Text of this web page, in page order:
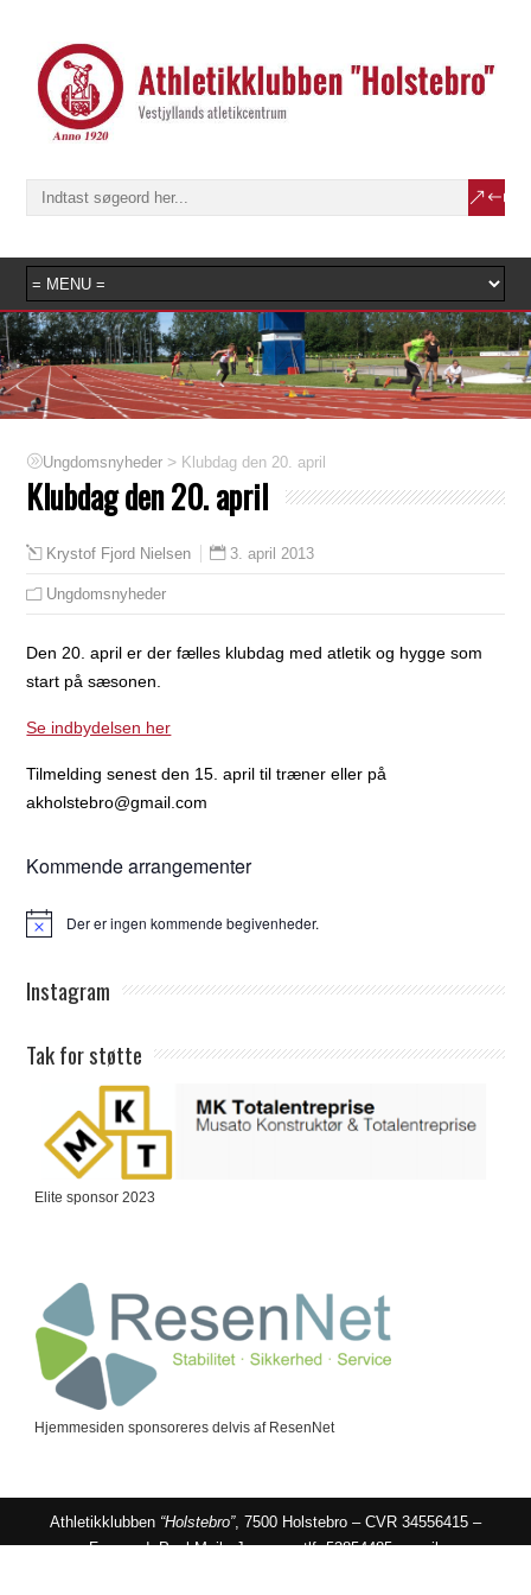
Ungdomsnyheder > Klubdag den 20. april
Klubdag den 20. april
Krystof Fjord Nielsen 3. april 2013
Ungdomsnyheder
Den 20. april er der fælles klubdag med atletik og hygge som
start på sæsonen.
Se indbydelsen her
Tilmelding senest den 15. april til træner eller på
akholstebro@gmail.com
Kommende arrangementer
Notice Der er ingen kommende begivenheder.
Instagram
Tak for støtte
Elite sponsor 2023
Hjemmesiden sponsoreres delvis af ResenNet
Athletikklubben “Holstebro”, 7500 Holstebro – CVR 34556415 –
Formand: Poul Mejls Jensen – tlf: 53854485 – mail: